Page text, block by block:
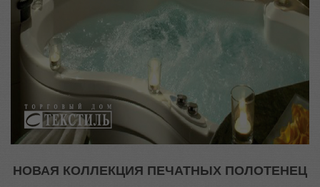
НОВАЯ КОЛЛЕКЦИЯ ПЕЧАТНЫХ ПОЛОТЕНЕЦ